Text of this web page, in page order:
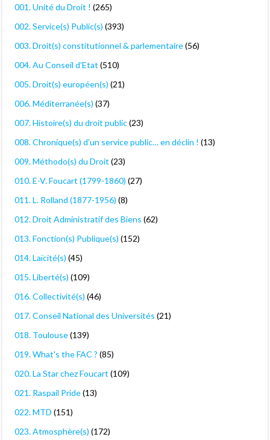
001. Unité du Droit ! (265)
002. Service(s) Public(s) (393)
003. Droit(s) constitutionnel & parlementaire(56)
004. Au Conseil d'Etat (510)
005. Droit(s) européen(s) (21)
006. Méditerranée(s) (37)
007. Histoire(s) du droit public(23)
008. Chronique(s) d'un service public… en déclin ! (13)
009. Méthodo(s) du Droit (23)
010. E-V. Foucart (1799-1860) (27)
011. L. Rolland (1877-1956) (8)
012. Droit Administratif des Biens (62)
013. Fonction(s) Publique(s) (152)
014. Laïcité(s) (45)
015. Liberté(s) (109)
016. Collectivité(s) (46)
017. Conseil National des Universités (21)
018. Toulouse(139)
019. What's the FAC ? (85)
020. La Star chez Foucart (109)
021. Raspail Pride(13)
022. MTD (151)
023. Atmosphère(s) (172)